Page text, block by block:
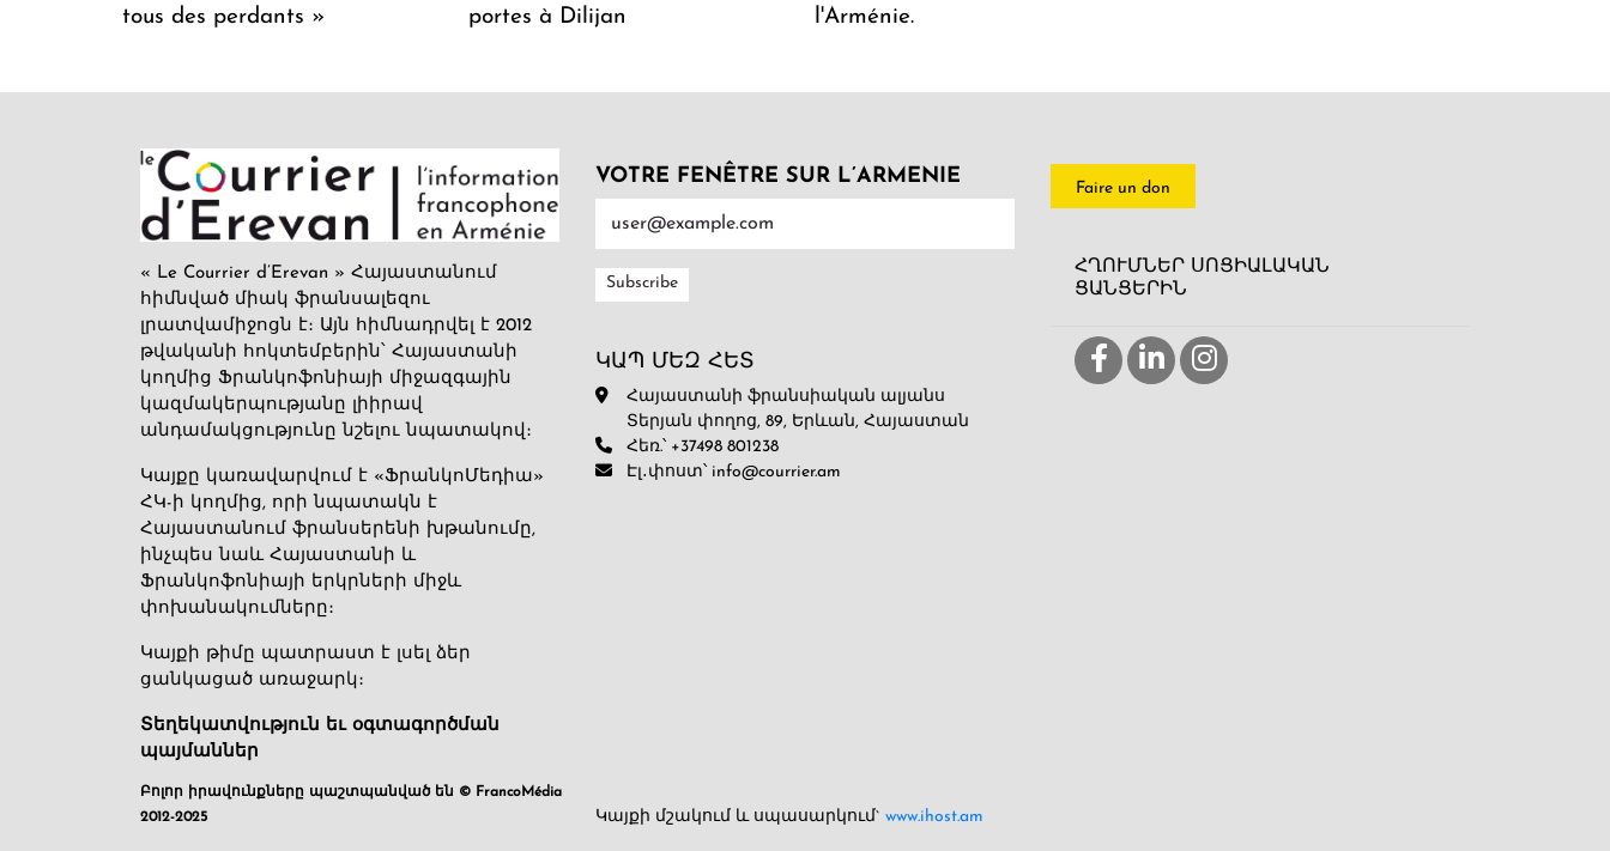
tous des perdants »
portes à Dilijan
l'Arménie.
« Le Courrier d’Erevan » Հայաստանում
հիմնված միակ ֆրանսալեզու
լրատվամիջոցն է։ Այն հիմնադրվել է 2012
թվականի հոկտեմբերին՝ Հայաստանի
կողմից Ֆրանկոֆոնիայի միջազգային
կազմակերպությանը լիիրավ
անդամակցությունը նշելու նպատակով։
Կայքը կառավարվում է «ՖրանկոՄեդիա»
ՀԿ-ի կողմից, որի նպատակն է
Հայաստանում ֆրանսերենի խթանումը,
ինչպես նաև Հայաստանի և
Ֆրանկոֆոնիայի երկրների միջև
փոխանակումները։
Կայքի թիմը պատրաստ է լսել ձեր
ցանկացած առաջարկ։
Տեղեկատվություն եւ օգտագործման
պայմաններ
Բոլոր իրավունքները պաշտպանված են © FrancoMédia
2012-2025
VOTRE FENÊTRE SUR L’ARMENIE
ԿԱՊ ՄԵԶ ՀԵՏ
Հայաստանի ֆրանսիական ալյանս
Տերյան փողոց, 89, Երևան, Հայաստան
Հեռ.՝ +37498 801238
Էլ․փոստ՝ info@courrier.am
Կայքի մշակում և սպասարկում` www.ihost.am
Faire un don
ՀՂՈՒՄՆԵՐ ՍՈՑԻԱԼԱԿԱՆ
ՑԱՆՑԵՐԻՆ